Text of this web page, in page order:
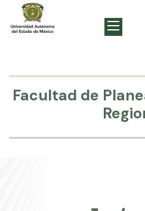
Facultad de